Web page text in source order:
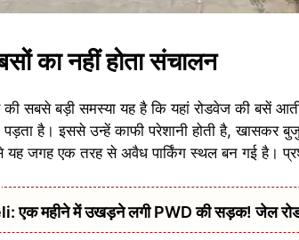
का नहीं होता संचालन
सबसे बड़ी समस्या यह है कि यहां रोडवेज की बसें
पड़ता है। इससे उन्हें काफी परेशानी होती है, खासकर
जगह एक तरह से अवैध पार्किंग स्थल बन गई है।
एक महीने में उखड़ने लगी PWD की सड़क! जेल रोड